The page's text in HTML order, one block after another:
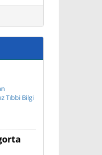
Tıbbi Bilgi